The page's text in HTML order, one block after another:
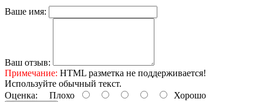
Ваше имя:
Ваш отзыв:
Примечание: HTML разметка не поддерживается!
Используйте обычный текст.
Оценка: Плохо Хорошо